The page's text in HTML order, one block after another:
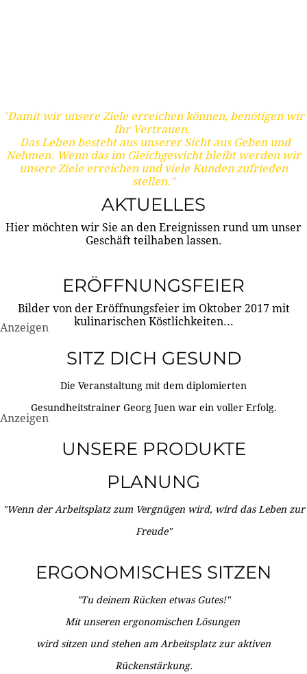
"Damit wir unsere Ziele erreichen können, benötigen wir
Ihr Vertrauen.
Das Leben besteht aus unserer Sicht aus Geben und
Nehmen. Wenn das im Gleichgewicht bleibt werden wir
unsere Ziele erreichen und viele Kunden zufrieden
stellen."
AKTUELLES
Hier möchten wir Sie an den Ereignissen rund um unser
Geschäft teilhaben lassen.
ERÖFFNUNGSFEIER
Bilder von der Eröffnungsfeier im Oktober 2017 mit
kulinarischen Köstlichkeiten...
Anzeigen
SITZ DICH GESUND
Die Veranstaltung mit dem diplomierten
Gesundheitstrainer Georg Juen war ein voller Erfolg.
Anzeigen
UNSERE PRODUKTE
PLANUNG
"Wenn der Arbeitsplatz zum Vergnügen wird, wird das Leben zur
Freude"
ERGONOMISCHES SITZEN
"Tu deinem Rücken etwas Gutes!"
Mit unseren ergonomischen Lösungen
wird sitzen und stehen am Arbeitsplatz zur aktiven
Rückenstärkung.